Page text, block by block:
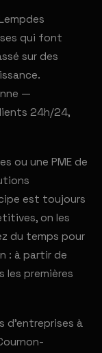
qui font
sur des
—
24h/24,
ou une PME de
est toujours
on les
du temps pour
: à partir de
les premières
d'entreprises à